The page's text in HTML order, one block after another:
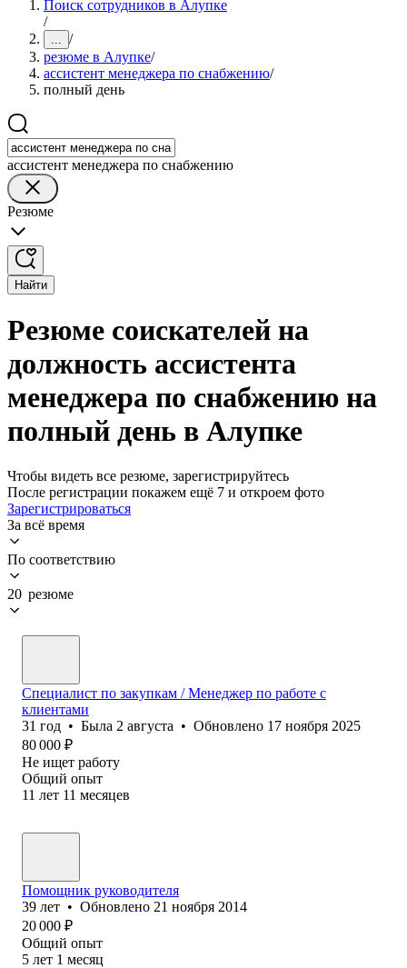
Поиск сотрудников в Алупке
/
... /
резюме в Алупке/
ассистент менеджера по снабжению/
полный день
ассистент менеджера по снабжению
Резюме
Найти
Резюме соискателей на
должность ассистента
менеджера по снабжению на
полный день в Алупке
Чтобы видеть все резюме, зарегистрируйтесь
После регистрации покажем ещё 7 и откроем фото
Зарегистрироваться
За всё время
По соответствию
20 резюме
Специалист по закупкам / Менеджер по работе с
клиентами
31 год • Была 2 августа • Обновлено 17 ноября 2025
80 000 ₽
Не ищет работу
Общий опыт
11 лет 11 месяцев
Помощник руководителя
39 лет • Обновлено 21 ноября 2014
20 000 ₽
Общий опыт
5 лет 1 месяц